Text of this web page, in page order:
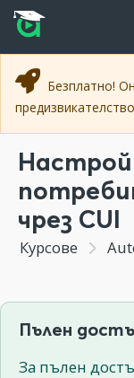
Прескочи към
Прескочи към
Безплатно!
чрез CUI
Курсове
Пълен
За пълен